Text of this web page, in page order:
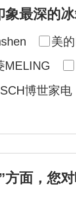
最深的
美
MELING
博世家电
方面，您